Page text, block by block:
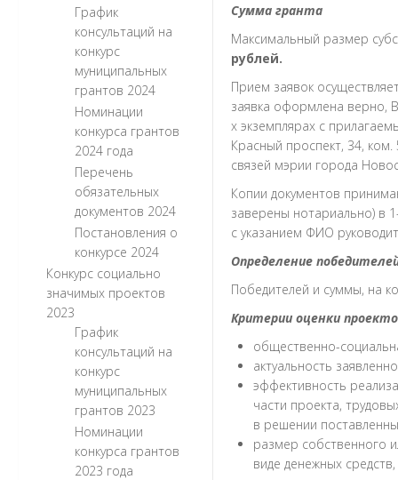
График
консультаций на
конкурс
муниципальных
грантов 2024
Номинации
конкурса грантов
2024 года
Перечень
обязательных
документов 2024
Постановления о
конкурсе 2024
Конкурс социально
значимых проектов
2023
График
консультаций на
конкурс
муниципальных
грантов 2023
Номинации
конкурса грантов
2023 года
Сумма гранта
Максимальный размер
рублей.
Прием заявок
заявка оформлена верно,
х экземплярах с
Красный проспект, 34,
связей мэрии города
Копии документов
заверены нотариально) в
с указанием ФИО
Определение
Победителей и суммы, на
Критерии оценки
общественно-
актуальность
эффективность
части проекта,
в решении
размер собственного
виде денежных